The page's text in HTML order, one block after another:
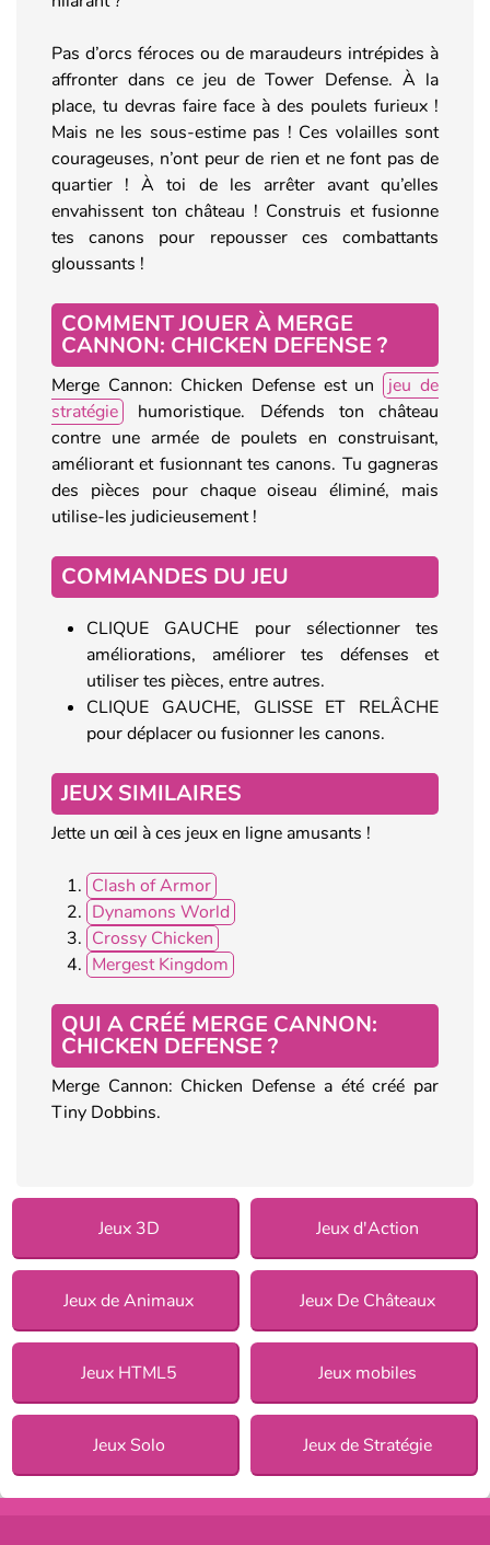
Pas d’orcs féroces ou de maraudeurs intrépides à
affronter dans ce jeu de Tower Defense. À la
place, tu devras faire face à des poulets furieux !
Mais ne les sous-estime pas ! Ces volailles sont
courageuses, n’ont peur de rien et ne font pas de
quartier ! À toi de les arrêter avant qu’elles
envahissent ton château ! Construis et fusionne
tes canons pour repousser ces combattants
gloussants !
COMMENT JOUER À MERGE
CANNON: CHICKEN DEFENSE ?
Merge Cannon: Chicken Defense est un
jeu de
stratégie
humoristique. Défends ton château
contre une armée de poulets en construisant,
améliorant et fusionnant tes canons. Tu gagneras
des pièces pour chaque oiseau éliminé, mais
utilise-les judicieusement !
COMMANDES DU JEU
CLIQUE GAUCHE pour sélectionner tes
améliorations, améliorer tes défenses et
utiliser tes pièces, entre autres.
CLIQUE GAUCHE, GLISSE ET RELÂCHE
pour déplacer ou fusionner les canons.
JEUX SIMILAIRES
Jette un œil à ces jeux en ligne amusants !
Clash of Armor
Dynamons World
Crossy Chicken
Mergest Kingdom
QUI A CRÉÉ MERGE CANNON:
CHICKEN DEFENSE ?
Merge Cannon: Chicken Defense a été créé par
Tiny Dobbins.
Jeux 3D Jeux d'Action
Jeux de Animaux Jeux De Châteaux
Jeux HTML5 Jeux mobiles
Jeux Solo Jeux de Stratégie